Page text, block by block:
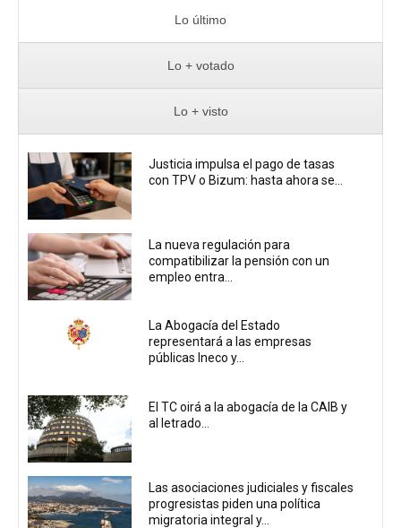
Lo último
Lo + votado
Lo + visto
Justicia impulsa el pago de tasas
con TPV o Bizum: hasta ahora se...
La nueva regulación para
compatibilizar la pensión con un
empleo entra...
La Abogacía del Estado
representará a las empresas
públicas Ineco y...
El TC oirá a la abogacía de la CAIB y
al letrado...
Las asociaciones judiciales y fiscales
progresistas piden una política
migratoria integral y...